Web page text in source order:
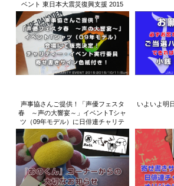
ベント 東日本大震災復興支援 2015
声事協さんご提供！「声優フェスタ
春 ～声の大響宴～」イベントTシャ
ツ（09年モデル）に日俳連チャリテ
ィ...
いよいよ明